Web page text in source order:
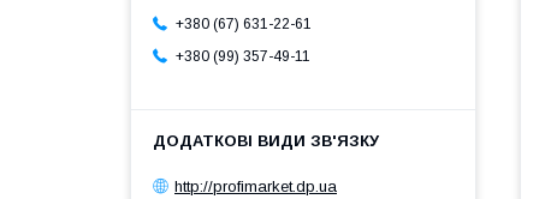
+380 (67) 631-22-61
+380 (99) 357-49-11
http://profimarket.dp.ua